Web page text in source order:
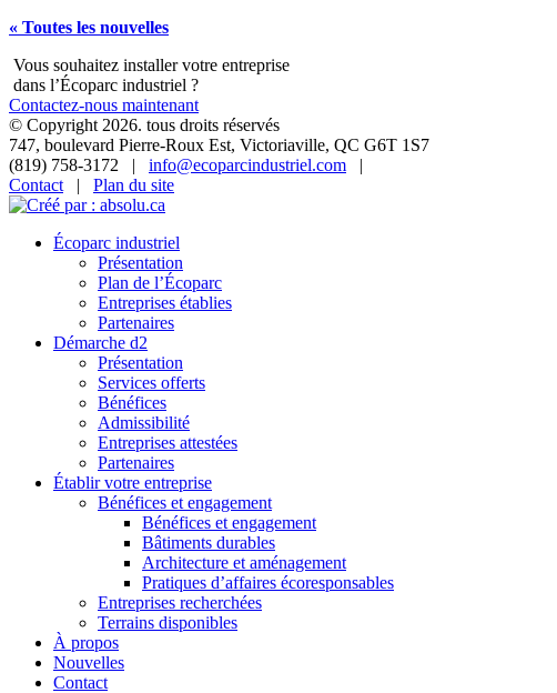
« Toutes les nouvelles
Vous souhaitez installer votre entreprise
dans l’Écoparc industriel ?
Contactez-nous maintenant
© Copyright 2026. tous droits réservés
747, boulevard Pierre-Roux Est, Victoriaville, QC G6T 1S7
(819) 758-3172 | info@ecoparcindustriel.com |
Contact | Plan du site
Écoparc industriel
Présentation
Plan de l’Écoparc
Entreprises établies
Partenaires
Démarche d2
Présentation
Services offerts
Bénéfices
Admissibilité
Entreprises attestées
Partenaires
Établir votre entreprise
Bénéfices et engagement
Bénéfices et engagement
Bâtiments durables
Architecture et aménagement
Pratiques d’affaires écoresponsables
Entreprises recherchées
Terrains disponibles
À propos
Nouvelles
Contact